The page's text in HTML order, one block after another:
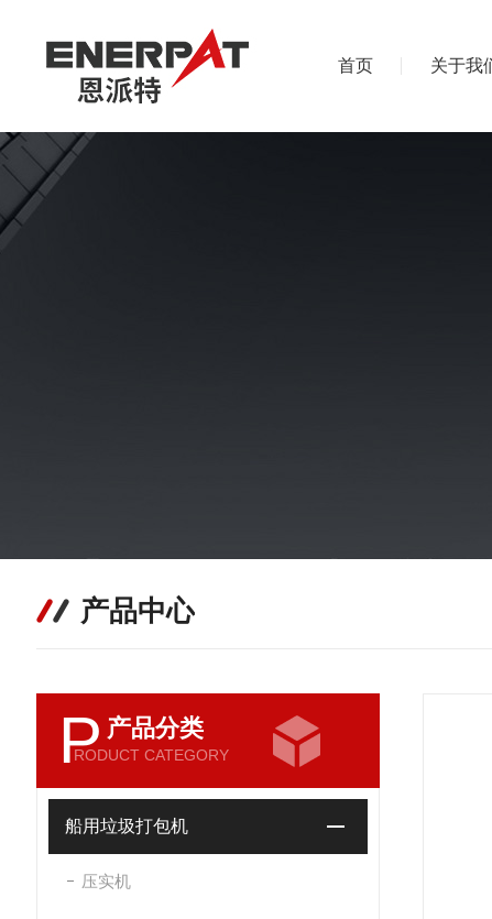
首页 关于我
产品中心
P 产品分类
RODUCT CATEGORY
船用垃圾打包机
压实机